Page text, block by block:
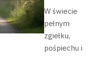
W świecie
pełnym
zgiełku,
pośpiechu i